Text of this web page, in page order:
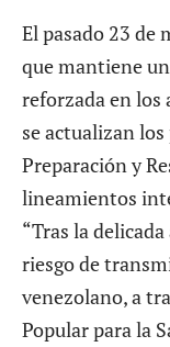
El pasado 23 de
que mantiene
reforzada en los
se actualizan
Preparación y
lineamientos
“Tras la
riesgo de
venezolano, a
Popular para la